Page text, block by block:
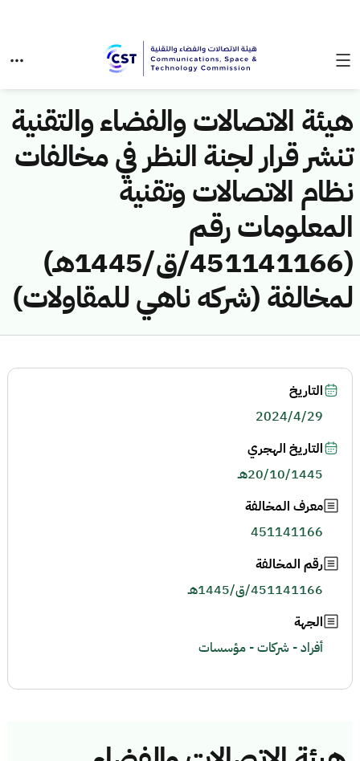
هيئة الاتصالات والفضاء والتقنية
تنشر قرار لجنة النظر في مخالفات
نظام الاتصالات وتقنية
المعلومات رقم
(451141166/ق/1445هـ)
لمخالفة (شركه ناهي للمقاولات)
التاريخ
2024/4/29
التاريخ الهجري
20/10/1445هـ
معرف المخالفة
451141166
رقم المخالفة
451141166/ق/1445هـ
الجهة
أفراد - شركات - مؤسسات